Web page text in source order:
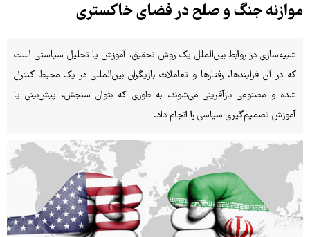
موازنه جنگ و صلح در فضای خاکستری
شبیه‌سازی در روابط بین‌الملل یک روش تحقیق، آموزش یا تحلیل سیاستی است
که در آن فرایندها، رفتارها و تعاملات بازیگران بین‌المللی در یک محیط کنترل‌
شده و مصنوعی بازآفرینی می‌شوند، به‌ طوری که بتوان سنجش، پیش‌بینی یا
آموزش تصمیم‌گیری سیاسی را انجام داد.